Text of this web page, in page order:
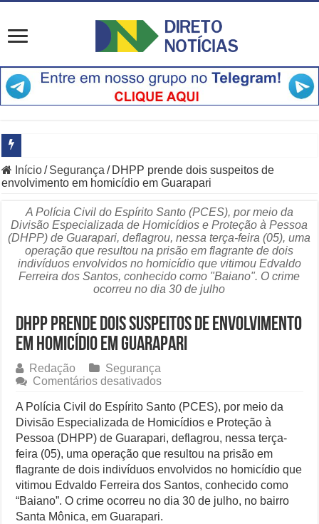
Especialistas Revelam Por Que a Bolsa Afasta Estrangeiros Agora
Saiba Por Que a OpenAI Freou o Desenvolvimento do Modelo Astra
Principais Destaques do Amistoso Bayern x Aston Villa em Hong
O Que Está Por Trás do Escândalo de R$ 308 Mi em MT?
Como Resolver a Crise Diplomática Que Lula e Trump Aprofundam
Especialistas Revelam os Riscos dos Ventos de 76 km/h no Rio
Copom e Itaú Dominam Hoje as Apostas do Mercado Financeiro
Família Livre, Senador Investigado: O Que Mudou na Operação
Controverso: IBS e CBS Dividem Empresários na Reforma
Início/ Segurança / DHPP prende dois suspeitos de
envolvimento em homicídio em Guarapari
A Polícia Civil do Espírito Santo (PCES), por meio da
Divisão Especializada de Homicídios e Proteção à Pessoa
(DHPP) de Guarapari, deflagrou, nessa terça-feira (05), uma
operação que resultou na prisão em flagrante de dois
indivíduos envolvidos no homicídio que vitimou Edvaldo
Ferreira dos Santos, conhecido como "Baiano". O crime
ocorreu no dia 30 de julho
DHPP prende dois suspeitos de envolvimento
em homicídio em Guarapari
Redação
Segurança
Comentários desativadosem
prende
dois
suspeitos
de
envolvimento
em
homicídio
em
Guarapari
A Polícia Civil do Espírito Santo (PCES), por meio da
Divisão Especializada de Homicídios e Proteção à
Pessoa (DHPP) de Guarapari, deflagrou, nessa terça-
feira (05), uma operação que resultou na prisão em
flagrante de dois indivíduos envolvidos no homicídio que
vitimou Edvaldo Ferreira dos Santos, conhecido como
“Baiano”. O crime ocorreu no dia 30 de julho, no bairro
Santa Mônica, em Guarapari.